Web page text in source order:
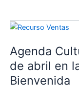
Agenda
de abril en
Bienvenida
Agenda
para
el
domingo
27